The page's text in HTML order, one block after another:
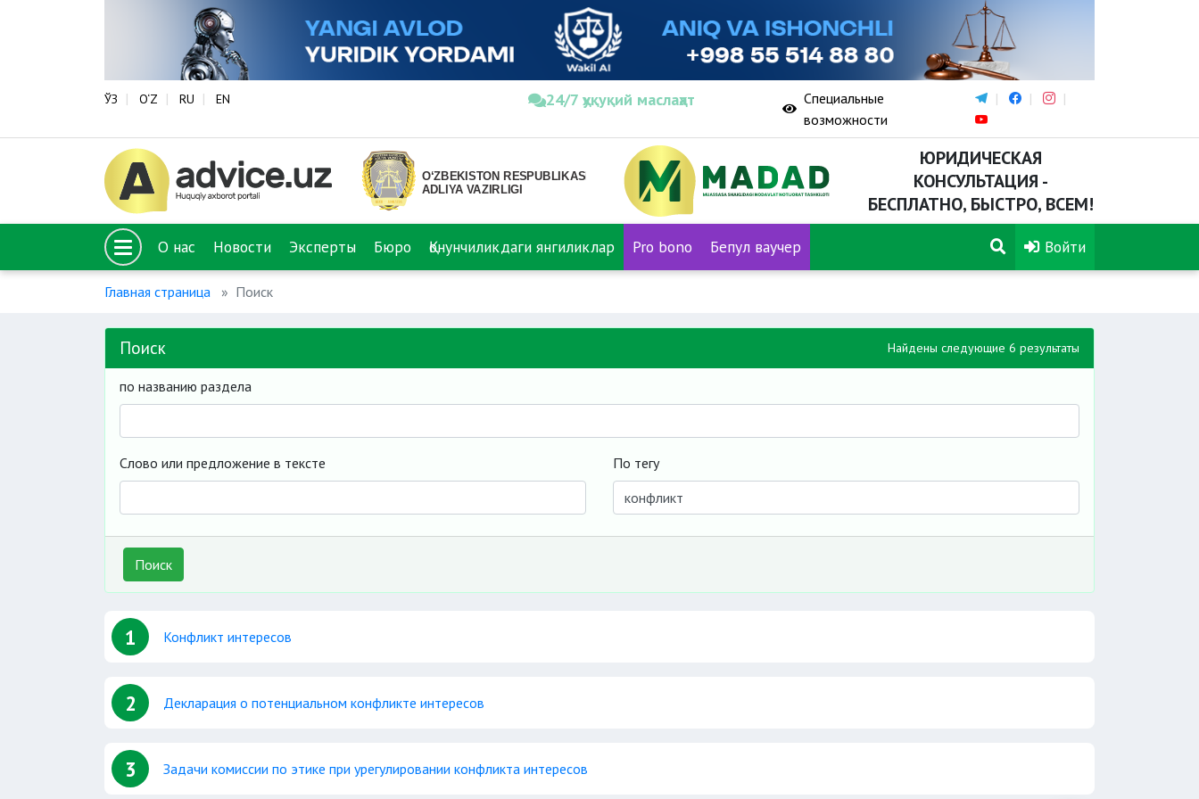
ЎЗ O‘Z RU EN 24/7 ҳуқуқий маслаҳат
Специальные
возможности
ЮРИДИЧЕСКАЯ
КОНСУЛЬТАЦИЯ -
БЕСПЛАТНО, БЫСТРО, ВСЕМ!
О нас Новости Эксперты Бюро Қонунчиликдаги янгиликлар Pro bono Бепул ваучер Войти
Главная страница Поиск
Поиск Найдены следующие 6 результаты
по названию раздела
Слово или предложение в тексте По тегу
Поиск
1 Конфликт интересов
2 Декларация о потенциальном конфликте интересов
3 Задачи комиссии по этике при урегулировании конфликта интересов